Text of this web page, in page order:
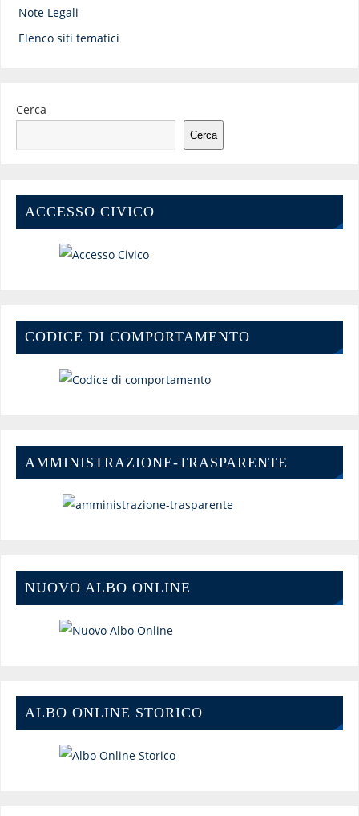
Note Legali
Elenco siti tematici
Cerca
Cerca
ACCESSO CIVICO
CODICE DI COMPORTAMENTO
AMMINISTRAZIONE-TRASPARENTE
NUOVO ALBO ONLINE
ALBO ONLINE STORICO